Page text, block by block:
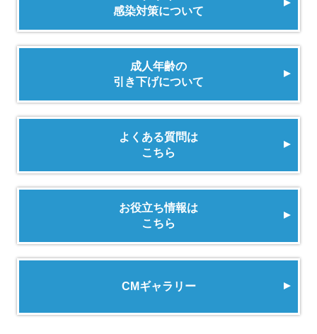
感染対策について
成人年齢の
引き下げについて
よくある質問は
こちら
お役立ち情報は
こちら
CMギャラリー